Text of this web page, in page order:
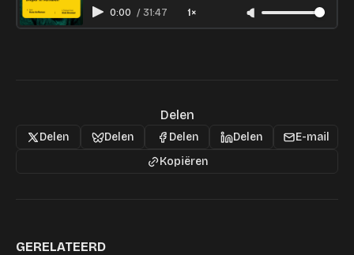
0:00 / 31:47 1×
Delen
Delen Delen Delen Delen
E-mail
Kopiëren
GERELATEERD